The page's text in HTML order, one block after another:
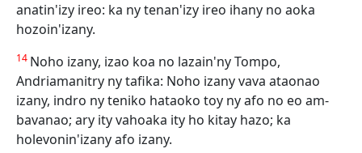
anatin'izy ireo: ka ny tenan'izy ireo ihany no aoka
hozoin'izany.
14 Noho izany, izao koa no lazain'ny Tompo,
Andriamanitry ny tafika: Noho izany vava ataonao
izany, indro ny teniko hataoko toy ny afo no eo am-
bavanao; ary ity vahoaka ity ho kitay hazo; ka
holevonin'izany afo izany.